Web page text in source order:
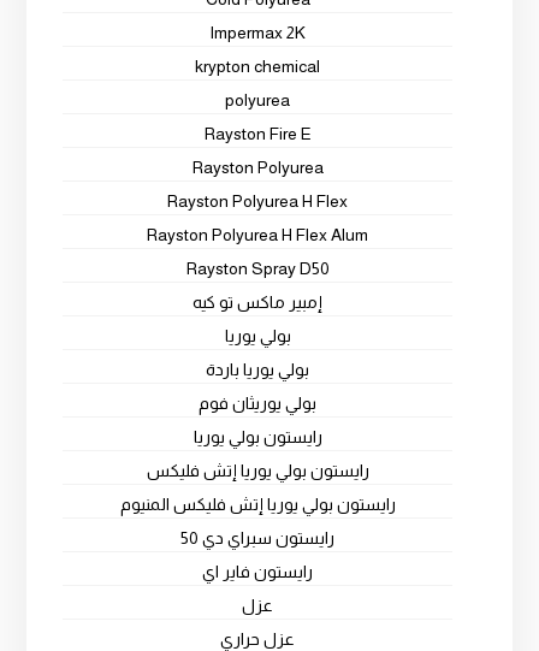
Impermax 2K
krypton chemical
polyurea
Rayston Fire E
Rayston Polyurea
Rayston Polyurea H Flex
Rayston Polyurea H Flex Alum
Rayston Spray D50
إمبير ماكس تو كيه
بولي يوريا
بولي يوريا باردة
بولي يوريثان فوم
رايستون بولي يوريا
رايستون بولي يوريا إتش فليكس
رايستون بولي يوريا إتش فليكس المنيوم
رايستون سبراي دي 50
رايستون فاير اي
عزل
عزل حراري